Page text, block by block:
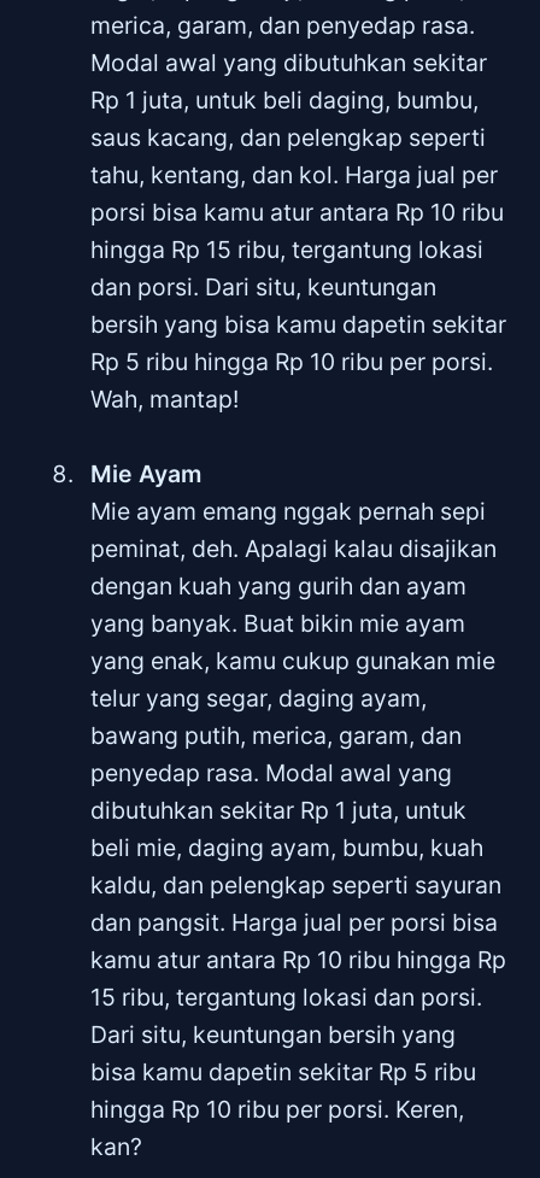
merica, garam, dan penyedap rasa.
Modal awal yang dibutuhkan sekitar
Rp 1 juta, untuk beli daging, bumbu,
saus kacang, dan pelengkap seperti
tahu, kentang, dan kol. Harga jual per
porsi bisa kamu atur antara Rp 10 ribu
hingga Rp 15 ribu, tergantung lokasi
dan porsi. Dari situ, keuntungan
bersih yang bisa kamu dapetin sekitar
Rp 5 ribu hingga Rp 10 ribu per porsi.
Wah, mantap!
Mie Ayam
Mie ayam emang nggak pernah sepi
peminat, deh. Apalagi kalau disajikan
dengan kuah yang gurih dan ayam
yang banyak. Buat bikin mie ayam
yang enak, kamu cukup gunakan mie
telur yang segar, daging ayam,
bawang putih, merica, garam, dan
penyedap rasa. Modal awal yang
dibutuhkan sekitar Rp 1 juta, untuk
beli mie, daging ayam, bumbu, kuah
kaldu, dan pelengkap seperti sayuran
dan pangsit. Harga jual per porsi bisa
kamu atur antara Rp 10 ribu hingga Rp
15 ribu, tergantung lokasi dan porsi.
Dari situ, keuntungan bersih yang
bisa kamu dapetin sekitar Rp 5 ribu
hingga Rp 10 ribu per porsi. Keren,
kan?